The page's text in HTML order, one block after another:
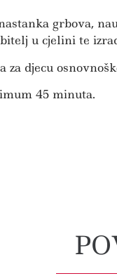
grbova,
u cjelini te
za djecu
45 minuta.